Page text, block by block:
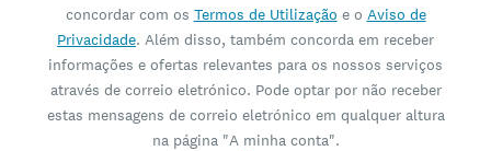
concordar com os Termos de Utilização e o Aviso de
Privacidade. Além disso, também concorda em receber
informações e ofertas relevantes para os nossos serviços
através de correio eletrónico. Pode optar por não receber
estas mensagens de correio eletrónico em qualquer altura
na página "A minha conta".